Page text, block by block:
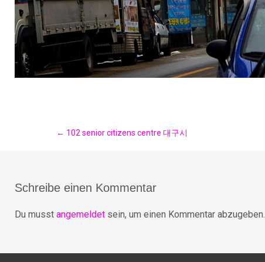
Post
navigation
← 102 senior citizens centre 대구시
Schreibe einen Kommentar
Du musstangemeldet sein, um einen Kommentar abzugeben.